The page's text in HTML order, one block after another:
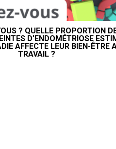
? QUELLE PROPORTION
D'ENDOMÉTRIOSE
AFFECTE LEUR BIEN-ÊTRE
TRAVAIL ?